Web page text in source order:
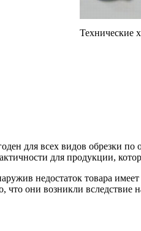
Технические
для всех видов обрезки
для продукции,
недостаток товара
что они возникли